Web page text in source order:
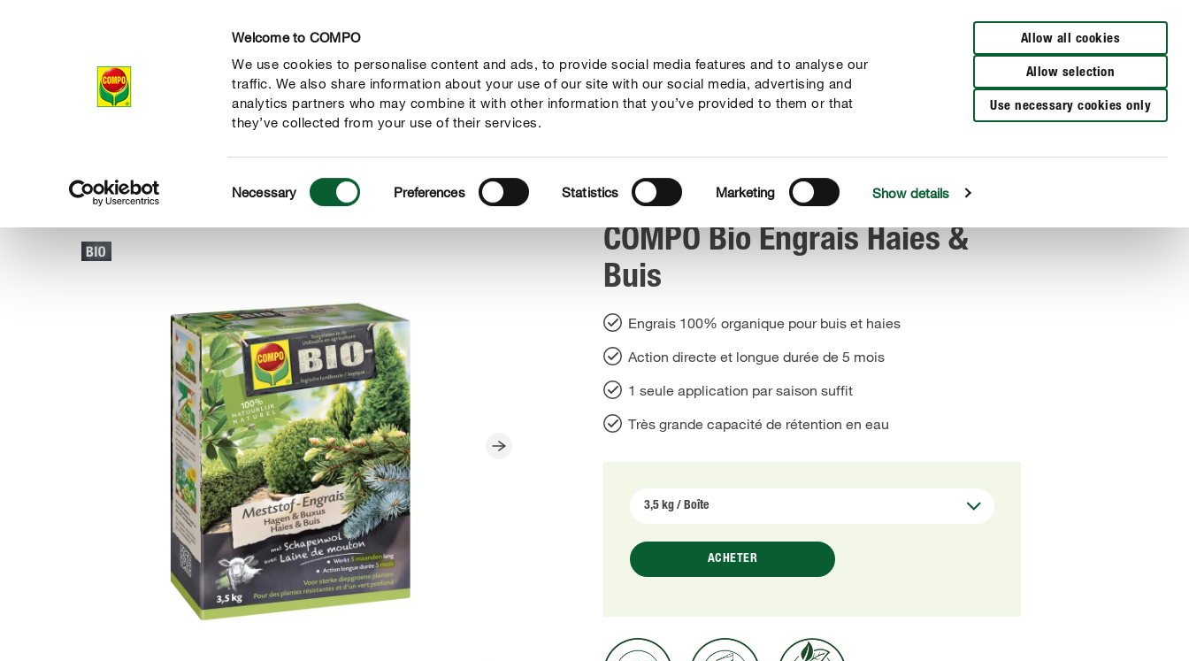
Welcome to COMPO
We use cookies to personalise content and ads, to provide social media features and to analyse our
traffic. We also share information about your use of our site with our social media, advertising and
analytics partners who may combine it with other information that you’ve provided to them or that
they’ve collected from your use of their services.
Selection
Necessary Preferences Statistics Marketing Show details
Allow all cookies
Allow selection
Use necessary cookies only
Produits Conseil Thèmes Service Qui sommes-nous?
COMPOProduits Engrais & soins des plantes Buis & Ilex COMPO Bio Engrais Haies & Buis
COMPO Bio Engrais Haies &
Buis
Engrais 100% organique pour buis et haies
Action directe et longue durée de 5 mois
1 seule application par saison suffit
Très grande capacité de rétention en eau
ACHETER